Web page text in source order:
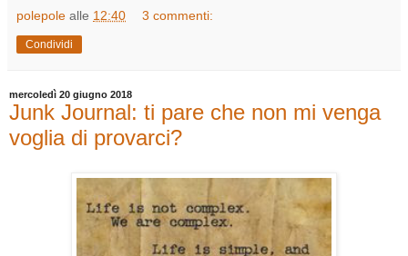
polepole alle 12:40 3 commenti:
Condividi
mercoledì 20 giugno 2018
Junk Journal: ti pare che non mi venga
voglia di provarci?